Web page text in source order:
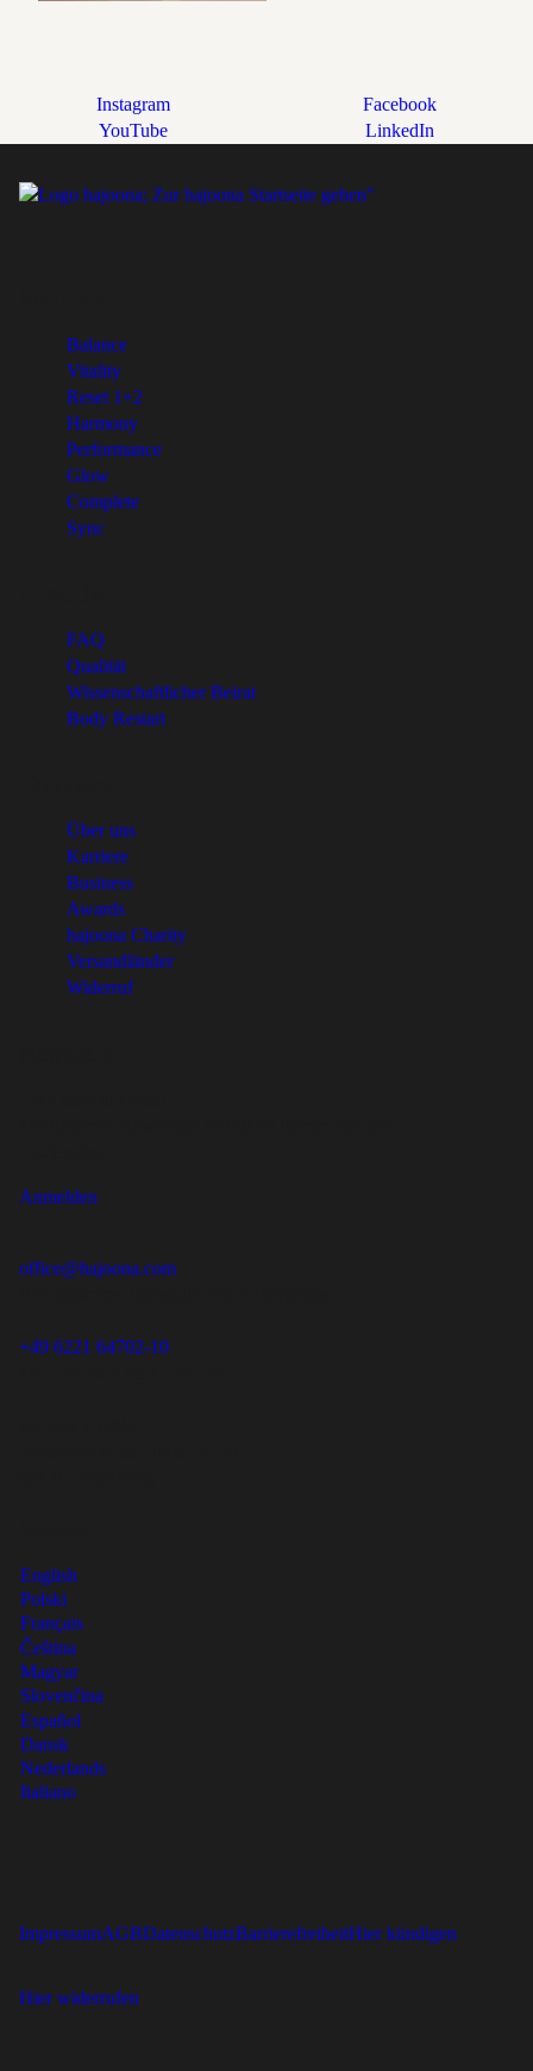
Instagram
Facebook
YouTube
LinkedIn
Balance
Vitality
Reset 1+2
Harmony
Performance
Glow
Complete
Sync
FAQ
Qualität
Wissenschaftlicher Beirat
Body Restart
Über uns
Karriere
Business
Awards
hajoona Charity
Versandländer
Widerruf
Anmelden
office@hajoona.com
+49 6221 64702-10
English
Polski
Français
Čeština
Magyar
Slovenčina
Español
Dansk
Nederlands
Italiano
ImpressumAGBDatenschutzBarrierefreiheitHier kündigen
Hier widerrufen